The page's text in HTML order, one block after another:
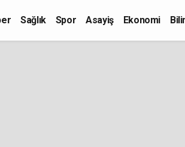
Sağlık Spor Asayiş Ekonomi